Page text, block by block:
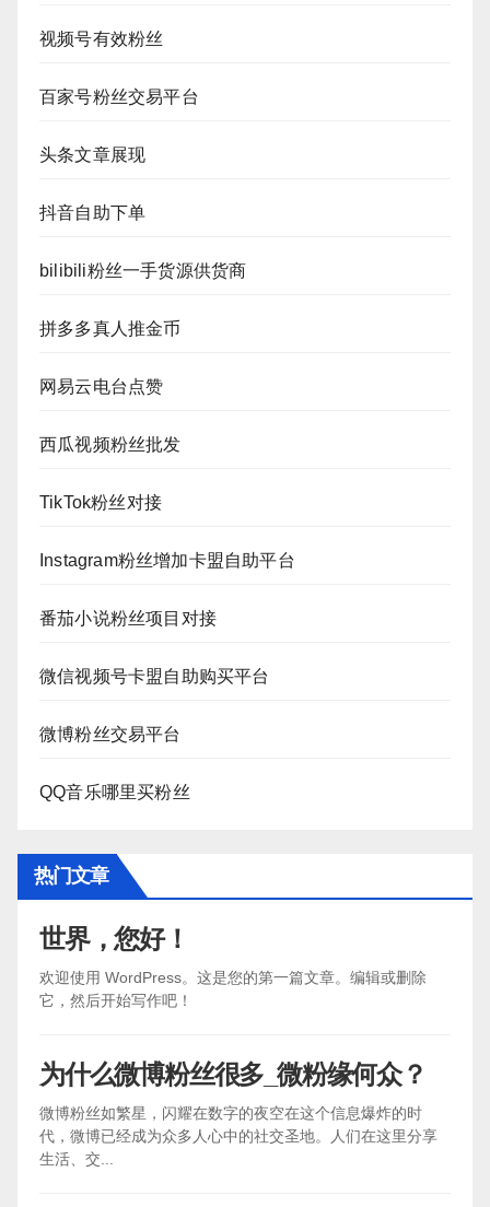
视频号有效粉丝
百家号粉丝交易平台
头条文章展现
抖音自助下单
bilibili粉丝一手货源供货商
拼多多真人推金币
网易云电台点赞
西瓜视频粉丝批发
TikTok粉丝对接
Instagram粉丝增加卡盟自助平台
番茄小说粉丝项目对接
微信视频号卡盟自助购买平台
微博粉丝交易平台
QQ音乐哪里买粉丝
热门文章
世界，您好！
欢迎使用 WordPress。这是您的第一篇文章。编辑或删除
它，然后开始写作吧！
为什么微博粉丝很多_微粉缘何众？
微博粉丝如繁星，闪耀在数字的夜空在这个信息爆炸的时
代，微博已经成为众多人心中的社交圣地。人们在这里分享
生活、交...